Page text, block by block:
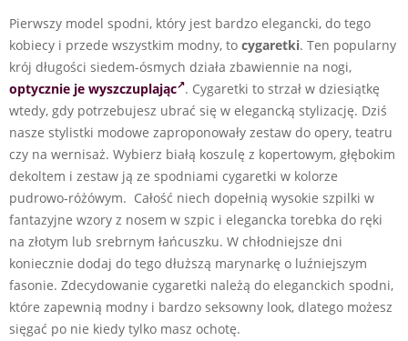
Pierwszy model spodni, który jest bardzo elegancki, do tego
kobiecy i przede wszystkim modny, to cygaretki. Ten popularny
krój długości siedem-ósmych działa zbawiennie na nogi,
optycznie je wyszczuplając . Cygaretki to strzał w dziesiątkę
wtedy, gdy potrzebujesz ubrać się w elegancką stylizację. Dziś
nasze stylistki modowe zaproponowały zestaw do opery, teatru
czy na wernisaż. Wybierz białą koszulę z kopertowym, głębokim
dekoltem i zestaw ją ze spodniami cygaretki w kolorze
pudrowo-różówym. Całość niech dopełnią wysokie szpilki w
fantazyjne wzory z nosem w szpic i elegancka torebka do ręki
na złotym lub srebrnym łańcuszku. W chłodniejsze dni
koniecznie dodaj do tego dłuższą marynarkę o luźniejszym
fasonie. Zdecydowanie cygaretki należą do eleganckich spodni,
które zapewnią modny i bardzo seksowny look, dlatego możesz
sięgać po nie kiedy tylko masz ochotę.